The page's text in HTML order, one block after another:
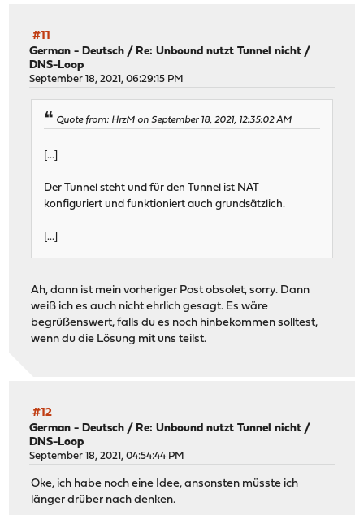
#11
German - Deutsch / Re: Unbound nutzt Tunnel nicht /
DNS-Loop
September 18, 2021, 06:29:15 PM
Quote from: HrzM on September 18, 2021, 12:35:02 AM
[...]
Der Tunnel steht und für den Tunnel ist NAT
konfiguriert und funktioniert auch grundsätzlich.
[...]
Ah, dann ist mein vorheriger Post obsolet, sorry. Dann
weiß ich es auch nicht ehrlich gesagt. Es wäre
begrüßenswert, falls du es noch hinbekommen solltest,
wenn du die Lösung mit uns teilst.
#12
German - Deutsch / Re: Unbound nutzt Tunnel nicht /
DNS-Loop
September 18, 2021, 04:54:44 PM
Oke, ich habe noch eine Idee, ansonsten müsste ich
länger drüber nach denken.